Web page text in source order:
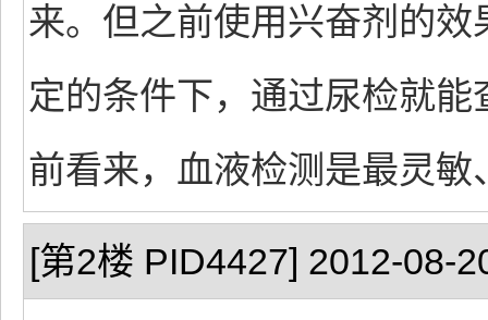
来。但之前使用兴奋剂的
定的条件下，通过尿检就
前看来，血液检测是最灵敏
[第2楼 PID4427] 2012-08-